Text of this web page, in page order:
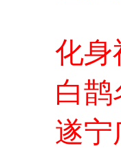
化身
白鹊
遂宁